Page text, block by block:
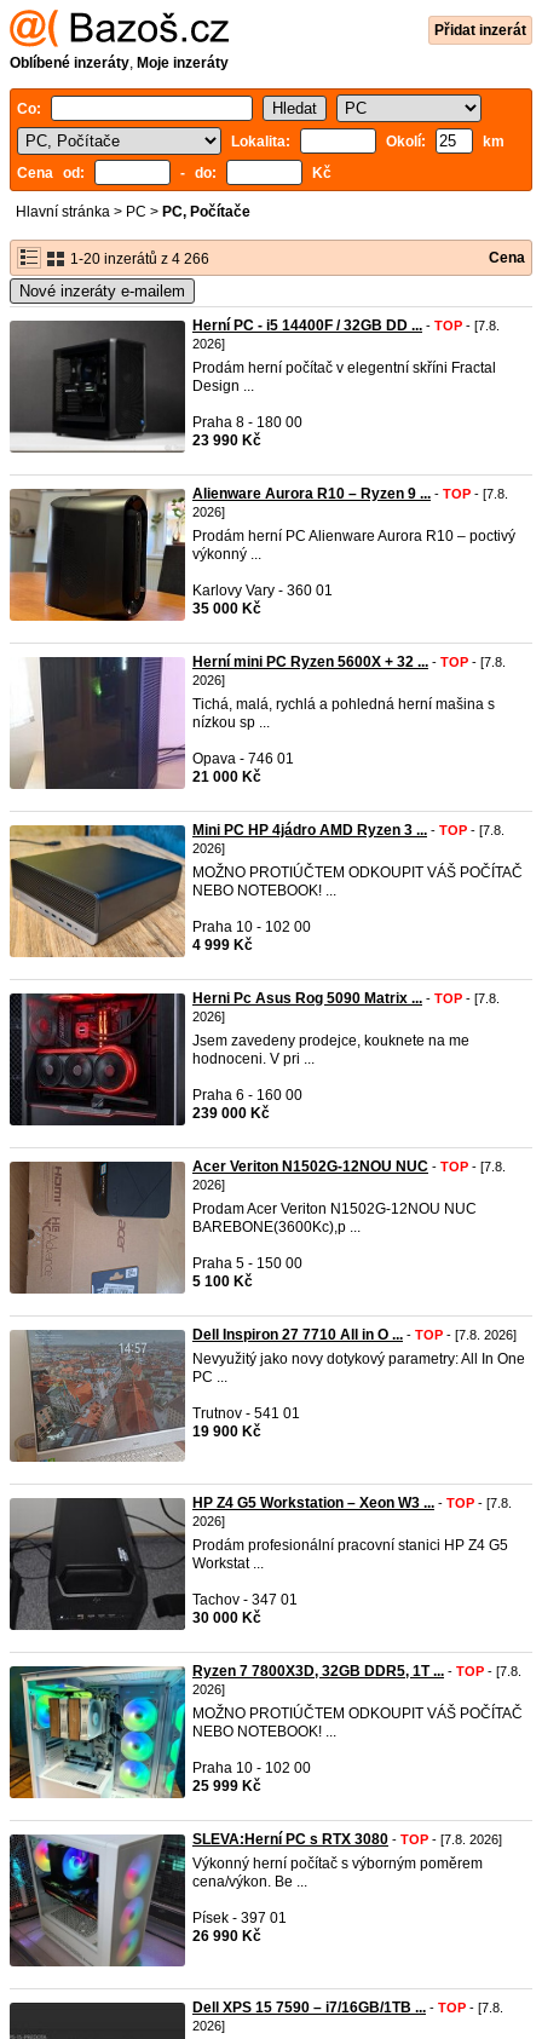
Přidat inzerát
Oblíbené inzeráty, Moje inzeráty
Co:
Lokalita:
Okolí:
km
Cena od:
- do: Kč
Hlavní stránka > PC > PC, Počítače
1-20 inzerátů z 4 266 Cena
Nové inzeráty e-mailem
Herní PC - i5 14400F / 32GB DD ... - TOP - [7.8.
2026]
Prodám herní počítač v elegentní skříni Fractal
Design ...
Praha 8 - 180 00
23 990 Kč
Alienware Aurora R10 – Ryzen 9 ... - TOP - [7.8.
2026]
Prodám herní PC Alienware Aurora R10 – poctivý
výkonný ...
Karlovy Vary - 360 01
35 000 Kč
Herní mini PC Ryzen 5600X + 32 ... - TOP - [7.8.
2026]
Tichá, malá, rychlá a pohledná herní mašina s
nízkou sp ...
Opava - 746 01
21 000 Kč
Mini PC HP 4jádro AMD Ryzen 3 ... - TOP - [7.8.
2026]
MOŽNO PROTIÚČTEM ODKOUPIT VÁŠ POČÍTAČ
NEBO NOTEBOOK! ...
Praha 10 - 102 00
4 999 Kč
Herni Pc Asus Rog 5090 Matrix ... - TOP - [7.8.
2026]
Jsem zavedeny prodejce, kouknete na me
hodnoceni. V pri ...
Praha 6 - 160 00
239 000 Kč
Acer Veriton N1502G-12NOU NUC - TOP - [7.8.
2026]
Prodam Acer Veriton N1502G-12NOU NUC
BAREBONE(3600Kc),p ...
Praha 5 - 150 00
5 100 Kč
Dell Inspiron 27 7710 All in O ... - TOP - [7.8. 2026]
Nevyužitý jako novy dotykový parametry: All In One
PC ...
Trutnov - 541 01
19 900 Kč
HP Z4 G5 Workstation – Xeon W3 ... - TOP - [7.8.
2026]
Prodám profesionální pracovní stanici HP Z4 G5
Workstat ...
Tachov - 347 01
30 000 Kč
Ryzen 7 7800X3D, 32GB DDR5, 1T ... - TOP - [7.8.
2026]
MOŽNO PROTIÚČTEM ODKOUPIT VÁŠ POČÍTAČ
NEBO NOTEBOOK! ...
Praha 10 - 102 00
25 999 Kč
SLEVA:Herní PC s RTX 3080 - TOP - [7.8. 2026]
Výkonný herní počítač s výborným poměrem
cena/výkon. Be ...
Písek - 397 01
26 990 Kč
Dell XPS 15 7590 – i7/16GB/1TB ... - TOP - [7.8.
2026]